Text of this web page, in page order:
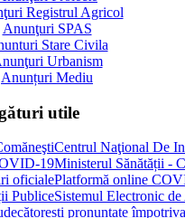
Registrul Agricol
Anunţuri SPAS
Stare Civila
Urbanism
Anunțuri Mediu
utile
Centrul Naţional De
Ministerul Sănătății -
Platformă online
Sistemul Electronic